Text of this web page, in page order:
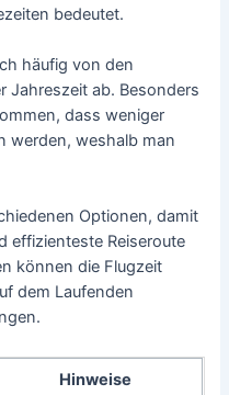
bedeutet.
häufig von den
Jahreszeit ab. Besonders
dass weniger
werden, weshalb man
Optionen, damit
effizienteste Reiseroute
können die Flugzeit
dem Laufenden
Hinweise